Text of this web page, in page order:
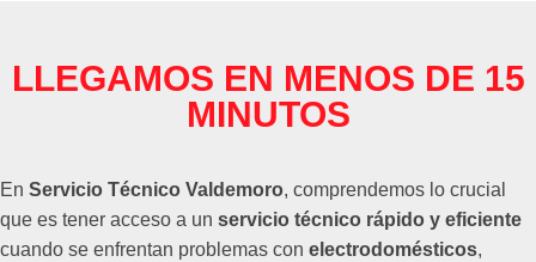
LLEGAMOS EN MENOS DE 15
MINUTOS
En Servicio Técnico Valdemoro, comprendemos lo crucial
que es tener acceso a un servicio técnico rápido y eficiente
cuando se enfrentan problemas con electrodomésticos,